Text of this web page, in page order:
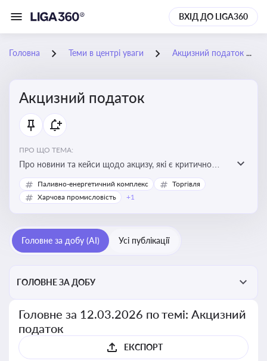
ВХІД ДО LIGA360
Головна Теми в центрі уваги Акцизний податок
Акцизний податок
ПРО ЩО ТЕМА:
Про новини та кейси щодо акцизу, які є критично
важливим для підприємств, які імпортують,
виробляють або реалізують підакцизну продукцію, з
Паливно-енергетичний комплекс
Торгівля
Харчова промисловість
+1
Головне за добу (AI) Усі публікації
ГОЛОВНЕ ЗА ДОБУ
Головне за 12.03.2026 по темі: Акцизний
податок
ЕКСПОРТ